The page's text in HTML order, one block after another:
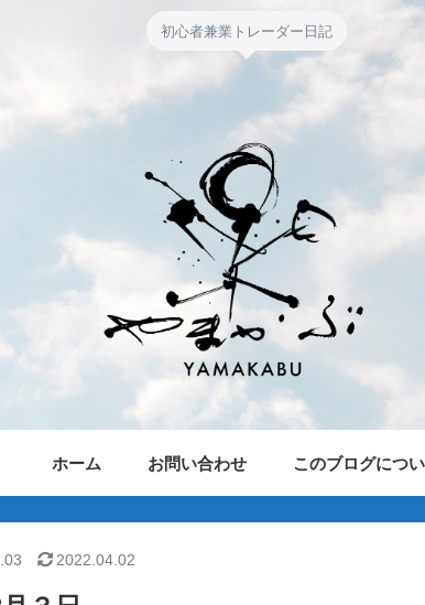
初心者兼業トレーダー日記
ホーム お問い合わせ このブログにつ
2022.04.02